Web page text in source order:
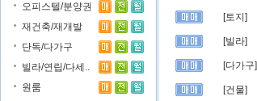
오피스텔/분양권
재건축/재개발
단독/다가구
빌라/연립/다세..
원룸
[토지]
[빌라]
[다가구]
[건물]